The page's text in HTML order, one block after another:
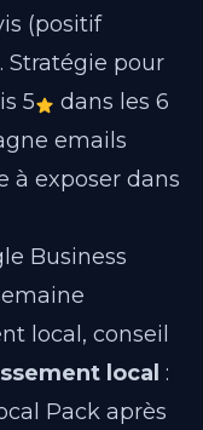
(positif
Stratégie pour
5
dans les 6
emails
à exposer dans
Business
local, conseil
local :
Pack après